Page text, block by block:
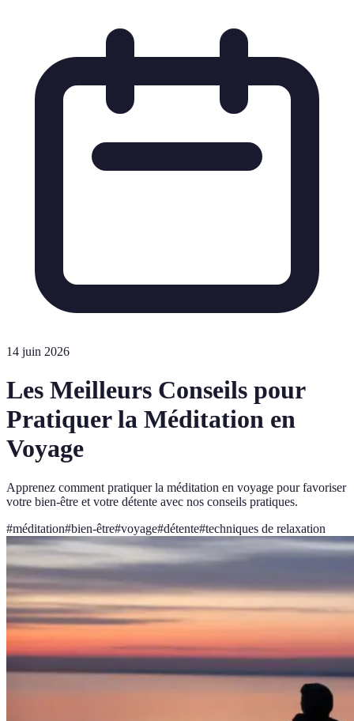
14 juin 2026
Les Meilleurs Conseils pour
Pratiquer la Méditation en
Voyage
Apprenez comment pratiquer la méditation en voyage pour favoriser
votre bien-être et votre détente avec nos conseils pratiques.
#méditation#bien-être#voyage#détente#techniques de relaxation